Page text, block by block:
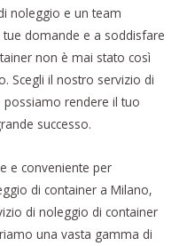
noleggio e un team
domande e a soddisfare
non è mai stato così
Scegli il nostro servizio di
rendere il tuo
successo.
e conveniente per
di container a Milano,
di noleggio di container
una vasta gamma di